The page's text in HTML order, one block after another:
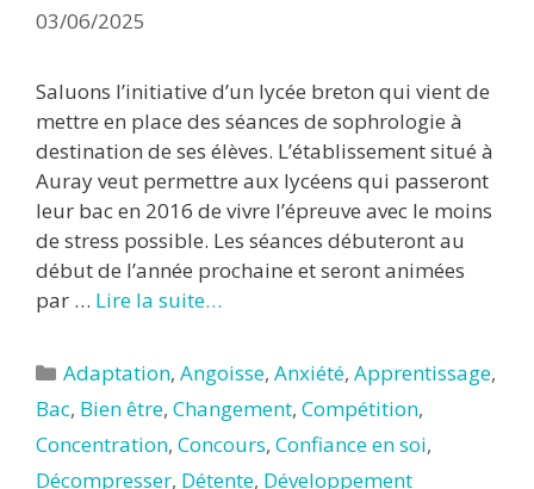
03/06/2025
Saluons l’initiative d’un lycée breton qui vient de
mettre en place des séances de sophrologie à
destination de ses élèves. L’établissement situé à
Auray veut permettre aux lycéens qui passeront
leur bac en 2016 de vivre l’épreuve avec le moins
de stress possible. Les séances débuteront au
début de l’année prochaine et seront animées
par … Lire la suite…
Catégories
Adaptation,Angoisse,Anxiété,Apprentissage,
Bac, Bien être, Changement, Compétition,
Concentration, Concours, Confiance en soi,
Décompresser, Détente, Développement